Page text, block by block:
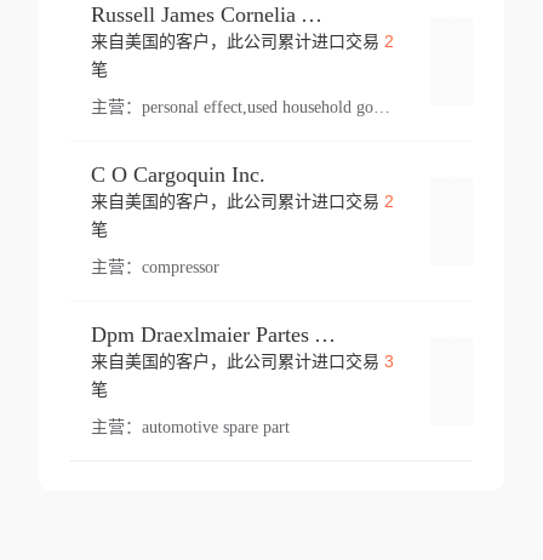
Russell James Cornelia Arlington Va
来自美国的客户，此公司累计进口交易 2
笔
主营： personal effect,used household goods
C O Cargoquin Inc.
来自美国的客户，此公司累计进口交易 2
笔
主营： compressor
Dpm Draexlmaier Partes Automotrices Corr Ind Huejotzingo
来自美国的客户，此公司累计进口交易 3
笔
主营： automotive spare part